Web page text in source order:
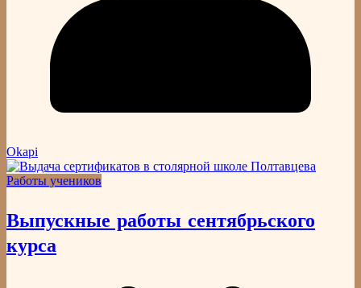
Okapi
Работы учеников
Выпускные работы сентябрьского
курса